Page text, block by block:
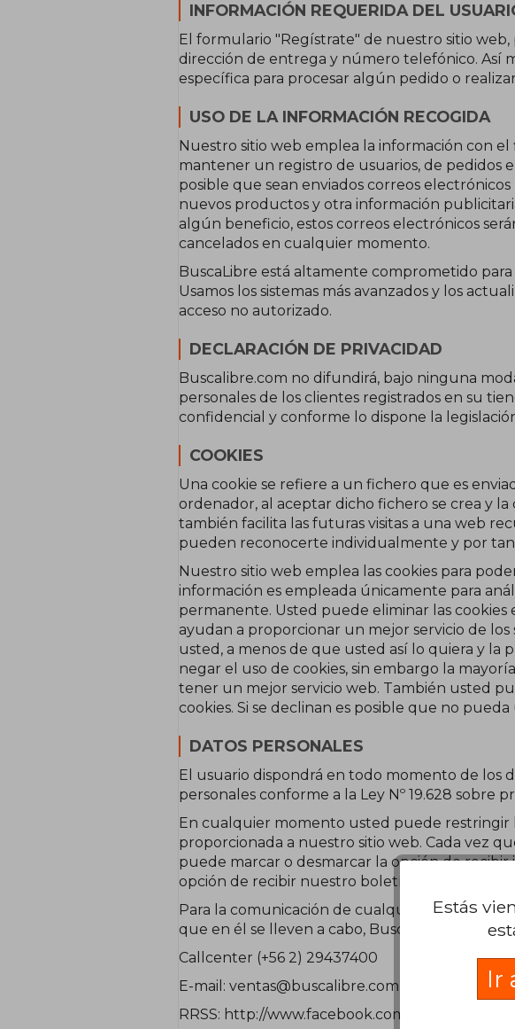
INFORMACIÓN REQUERIDA DEL
El formulario "Regístrate" de nuestro sitio
dirección de entrega y número telefónico. Así
específica para procesar algún pedido o
USO DE LA INFORMACIÓN RECOGIDA
Nuestro sitio web emplea la información con
mantener un registro de usuarios, de pedidos
posible que sean enviados correos
nuevos productos y otra información
algún beneficio, estos correos electrónicos
cancelados en cualquier momento.
BuscaLibre está altamente comprometido
Usamos los sistemas más avanzados y los
acceso no autorizado.
DECLARACIÓN DE PRIVACIDAD
Buscalibre.com no difundirá, bajo ninguna
personales de los clientes registrados en su
confidencial y conforme lo dispone la
COOKIES
Una cookie se refiere a un fichero que es
ordenador, al aceptar dicho fichero se crea y
también facilita las futuras visitas a una web
pueden reconocerte individualmente y por
Nuestro sitio web emplea las cookies para
información es empleada únicamente para
permanente. Usted puede eliminar las
ayudan a proporcionar un mejor servicio de
usted, a menos de que usted así lo quiera y la
negar el uso de cookies, sin embargo la
tener un mejor servicio web. También usted
cookies. Si se declinan es posible que no
DATOS PERSONALES
El usuario dispondrá en todo momento de los
personales conforme a la Ley Nº 19.628 sobre
En cualquier momento usted puede restringir
proporcionada a nuestro sitio web. Cada vez
puede marcar o desmarcar la opción de
opción de recibir nuestro boletín o publicidad
Para la comunicación de cualquier
que en él se lleven a cabo, BuscaLibre cuenta
Callcenter (+56 2) 29437400
E-mail: ventas@buscalibre.com
RRSS: http://www.facebook.com/buscalibre -
Estás
Ir